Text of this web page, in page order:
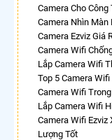
Camera Cho
Camera Nhìn Màn
Camera Ezviz Giá
Camera Wifi
Lắp Camera Wifi
Top 5 Camera Wifi
Camera Wifi
Lắp Camera Wifi
Camera Wifi Ezviz
Lượng Tốt